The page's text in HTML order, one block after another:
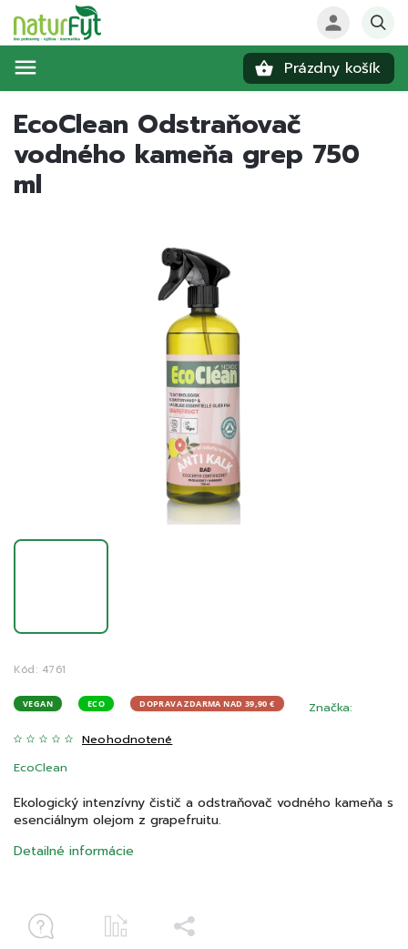
Prázdny košík
EcoClean Odstraňovač
vodného kameňa grep 750
ml
Kód: 4761
VEGAN ECO DOPRAVA ZDARMA NAD 39,90 €
Neohodnotené
Značka:
EcoClean
Ekologický intenzívny čistič a odstraňovač vodného kameňa s
esenciálnym olejom z grapefruitu.
Detailné informácie